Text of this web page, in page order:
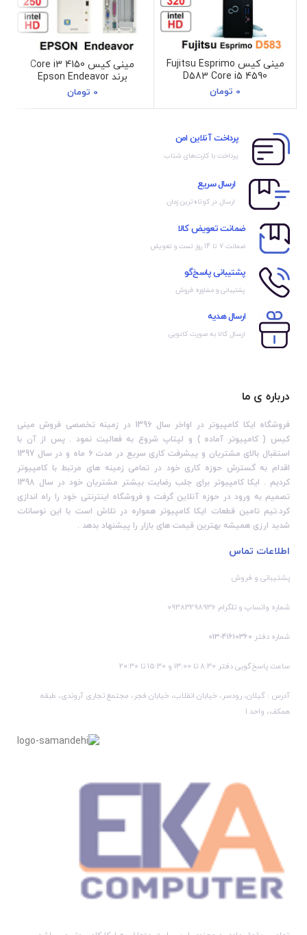
مینی کیس Fujitsu Esprimo
D583 Core i5 4590
0 تومان
مینی کیس Core i3 4150
برند Epson Endeavor
0 تومان
پرداخت آنلاین امن
پرداخت با کارت‌های شتاب
ارسال سریع
ارسال در کوتاه‌ترین زمان
ضمانت تعویض کالا
ضمانت ۷ تا 14 روز تست و تعویض
پشتیبانی پاسخ‌گو
پشتیبانی و مشاوره فروش
ارسال هدیه
ارسال کالا به صورت کادویی
درباره ی ما
فروشگاه ایکا کامپیوتر در اواخر سال 1396 در زمینه تخصصی فروش مینی
کیس ( کامپیوتر آماده ) و لپتاپ شروع به فعالیت نمود . پس از آن با
استقبال بالای مشتریان و پیشرفت کاری سریع در مدت 6 ماه و در سال 1397
اقدام به گسترش حوزه کاری خود در تمامی زمینه های مرتبط با کامپیوتر
کردیم . ایکا کامپیوتر برای جلب رضایت بیشتر مشتریان خود در سال 1398
تصمیم به ورود در حوزه آنلاین گرفت و فروشگاه اینترنتی خود را راه اندازی
کرد.تیم تامین قطعات ایکا کامپیوتر همواره در تلاش است با این نوسانات
شدید ارزی همیشه بهترین قیمت های بازار را پیشنهاد بدهد .
اطلاعات تماس
پشتیبانی و فروش
شماره واتساپ و تلگرام 09383298936
شماره دفتر 41610360-013
ساعت پاسخ‌گویی دفتر 8:30 تا 13:00 و 15:30 تا 20:30
آدرس : گیلان، رودسر، خیابان انقلاب، خیابان فجر، مجتمع تجاری آروندی، طبقه
همکف، واحد 1